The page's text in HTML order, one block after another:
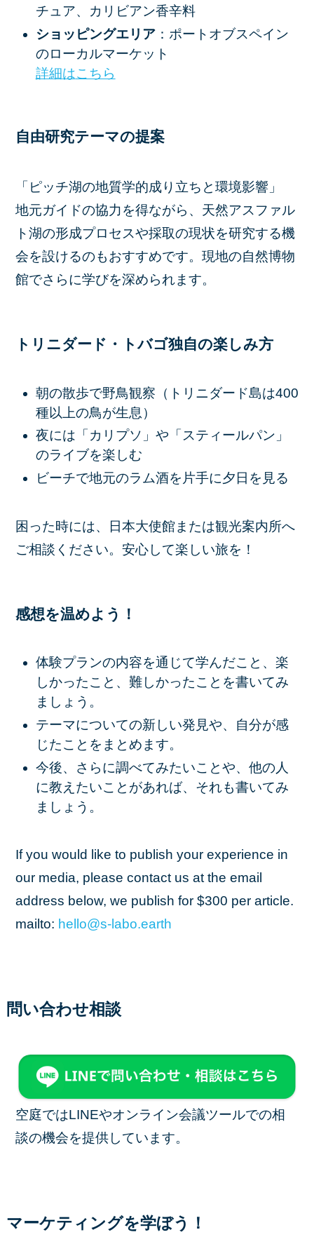
チュア、カリビアン香辛料
ショッピングエリア：ポートオブスペイン
のローカルマーケット
詳細はこちら
自由研究テーマの提案
「ピッチ湖の地質学的成り立ちと環境影響」
地元ガイドの協力を得ながら、天然アスファル
ト湖の形成プロセスや採取の現状を研究する機
会を設けるのもおすすめです。現地の自然博物
館でさらに学びを深められます。
トリニダード・トバゴ独自の楽しみ方
朝の散歩で野鳥観察（トリニダード島は400
種以上の鳥が生息）
夜には「カリプソ」や「スティールパン」
のライブを楽しむ
ビーチで地元のラム酒を片手に夕日を見る
困った時には、日本大使館または観光案内所へ
ご相談ください。安心して楽しい旅を！
感想を温めよう！
体験プランの内容を通じて学んだこと、楽
しかったこと、難しかったことを書いてみ
ましょう。
テーマについての新しい発見や、自分が感
じたことをまとめます。
今後、さらに調べてみたいことや、他の人
に教えたいことがあれば、それも書いてみ
ましょう。
If you would like to publish your experience in
our media, please contact us at the email
address below, we publish for $300 per article.
mailto: hello@s-labo.earth
問い合わせ相談
空庭ではLINEやオンライン会議ツールでの相
談の機会を提供しています。
マーケティングを学ぼう！